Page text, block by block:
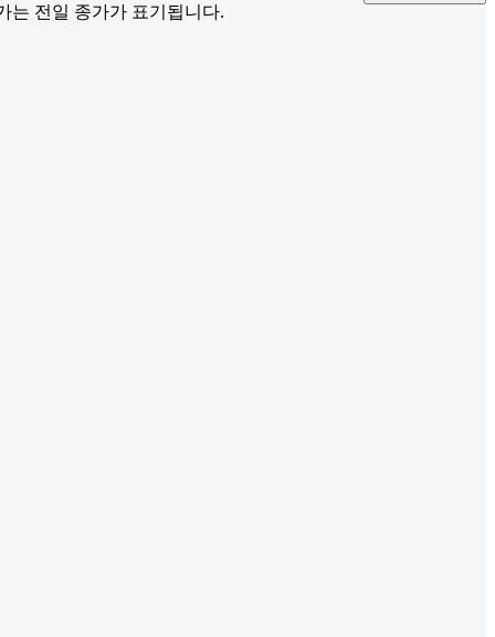
는 전일 종가가 표기됩니다.